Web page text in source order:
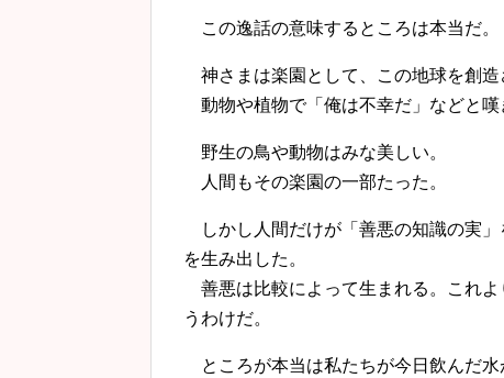
この逸話の意味するところは本当だ。
神さまは楽園として、この地球を創造
動物や植物で「俺は不幸だ」などと嘆
野生の鳥や動物はみな美しい。
人間もその楽園の一部たった。
しかし人間だけが「善悪の知識の実
を生み出した。
善悪は比較によって生まれる。これ
うわけだ。
ところが本当は私たちが今日飲んだ